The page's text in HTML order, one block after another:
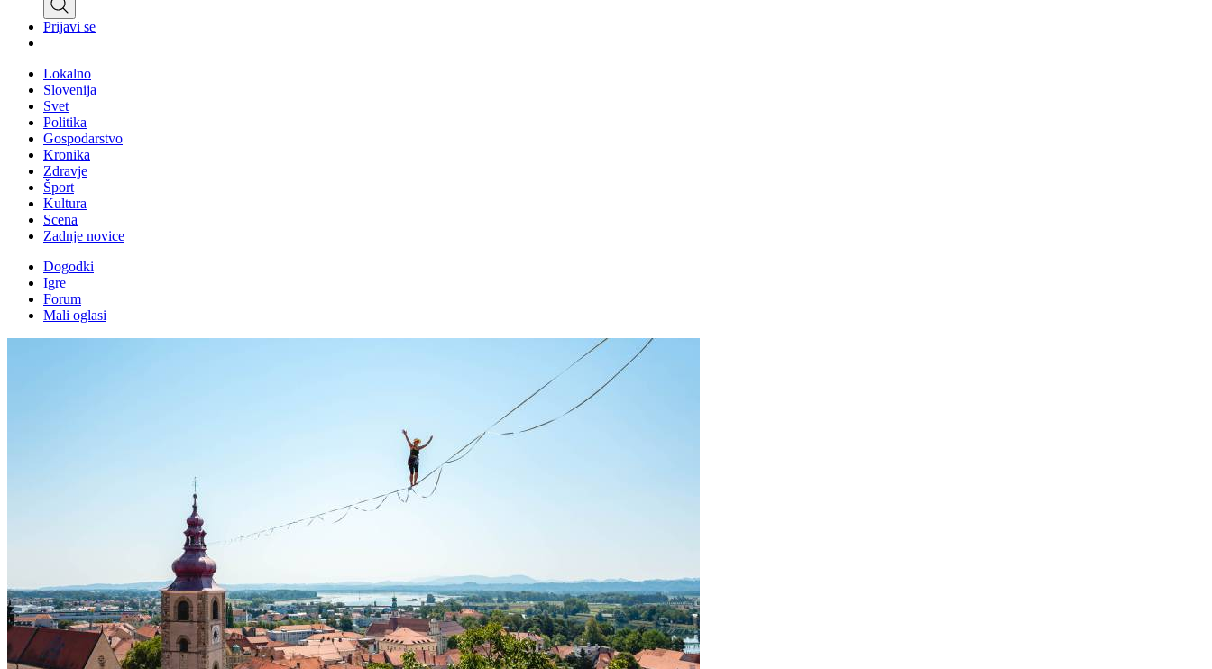
Prijavi se
Lokalno
Slovenija
Svet
Politika
Gospodarstvo
Kronika
Zdravje
Šport
Kultura
Scena
Zadnje novice
Dogodki
Igre
Forum
Mali oglasi